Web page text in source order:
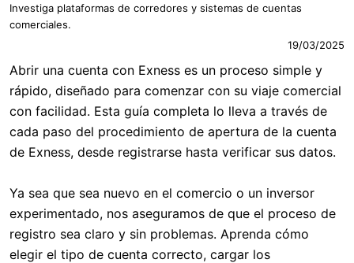
Investiga plataformas de corredores y sistemas de cuentas
comerciales.
19/03/2025
Abrir una cuenta con Exness es un proceso simple y
rápido, diseñado para comenzar con su viaje comercial
con facilidad. Esta guía completa lo lleva a través de
cada paso del procedimiento de apertura de la cuenta
de Exness, desde registrarse hasta verificar sus datos.
Ya sea que sea nuevo en el comercio o un inversor
experimentado, nos aseguramos de que el proceso de
registro sea claro y sin problemas. Aprenda cómo
elegir el tipo de cuenta correcto, cargar los